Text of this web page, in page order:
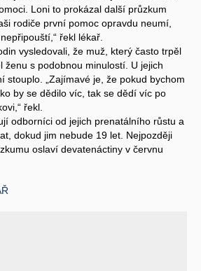
Loni to prokázal další průzkum
rodiče první pomoc opravdu neumí,
řekl lékař.
vysledovali, že muž, který často trpěl
ženu s podobnou minulostí. U jejich
stouplo. „Zajímavé je, že pokud bychom
by se dědilo víc, tak se dědí víc po
řekl.
odborníci od jejich prenatálního růstu a
dokud jim nebude 19 let. Nejpozději
oslaví devatenáctiny v červnu